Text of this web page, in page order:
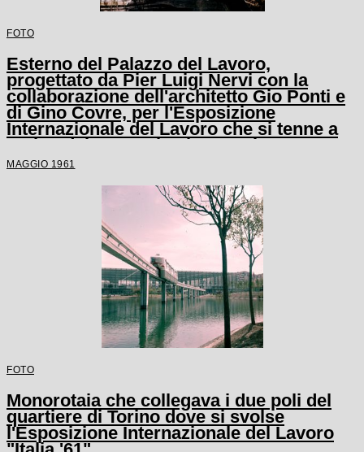
FOTO
Esterno del Palazzo del Lavoro,
progettato da Pier Luigi Nervi con la
collaborazione dell'architetto Gio Ponti e
di Gino Covre, per l'Esposizione
Internazionale del Lavoro che si tenne a
Torino dal 1 maggio al 31 ottobre 1961
MAGGIO 1961
FOTO
Monorotaia che collegava i due poli del
quartiere di Torino dove si svolse
l'Esposizione Internazionale del Lavoro